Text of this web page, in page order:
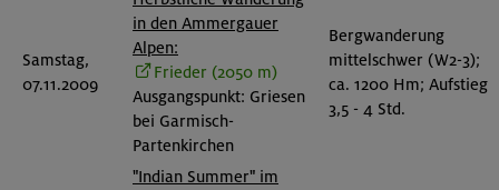
Samstag,
07.11.2009
in den Ammergauer
Alpen:
Frieder (2050 m)
Ausgangspunkt: Griesen
bei Garmisch-
Partenkirchen
Bergwanderung
mittelschwer (W2-3);
ca. 1200 Hm; Aufstieg
3,5 - 4 Std.
"Indian Summer" im